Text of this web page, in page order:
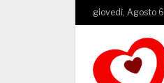
giovedì, Agosto 6